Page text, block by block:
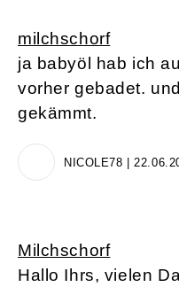
milchschorf
ja babyöl hab ich
vorher gebadet.
gekämmt.
NICOLE78 |
Milchschorf
Hallo Ihrs, vielen